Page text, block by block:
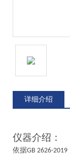
详细介绍
仪器介绍：
依据‌GB 2626-2019